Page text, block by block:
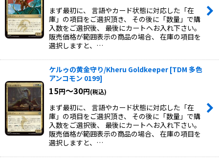
まず最初に、 言語やカード状態に対応した「在
庫」の項目をご選択頂き、 その後に「数量」で購
入数をご選択後、 最後にカートへお入れ下さい。
販売価格が範囲表示の商品の場合、 在庫の項目を
選択しますと、…
ケルゥの黄金守り/Kheru Goldkeeper [TDM 多色
アンコモン 0199]
15円～30円(税込)
まず最初に、 言語やカード状態に対応した「在
庫」の項目をご選択頂き、 その後に「数量」で購
入数をご選択後、 最後にカートへお入れ下さい。
販売価格が範囲表示の商品の場合、 在庫の項目を
選択しますと、…